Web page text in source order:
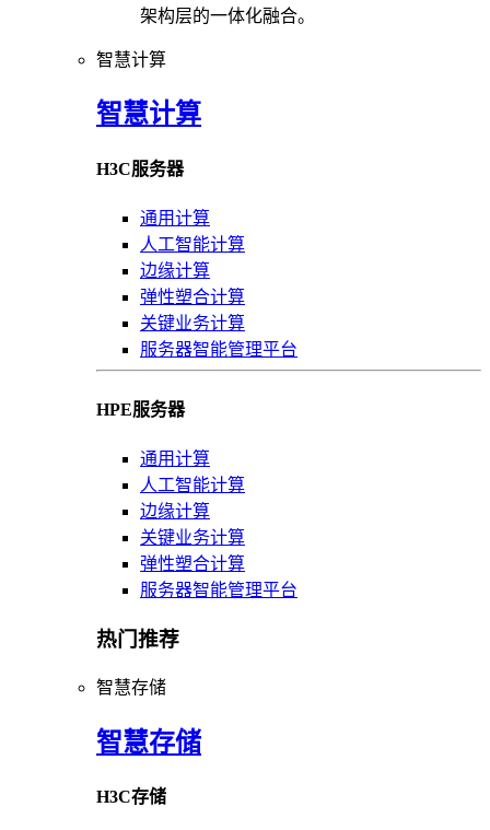
架构层的一体化融合。
智慧计算
智慧计算
H3C服务器
通用计算
人工智能计算
边缘计算
弹性塑合计算
关键业务计算
服务器智能管理平台
HPE服务器
通用计算
人工智能计算
边缘计算
关键业务计算
弹性塑合计算
服务器智能管理平台
热门推荐
智慧存储
智慧存储
H3C存储